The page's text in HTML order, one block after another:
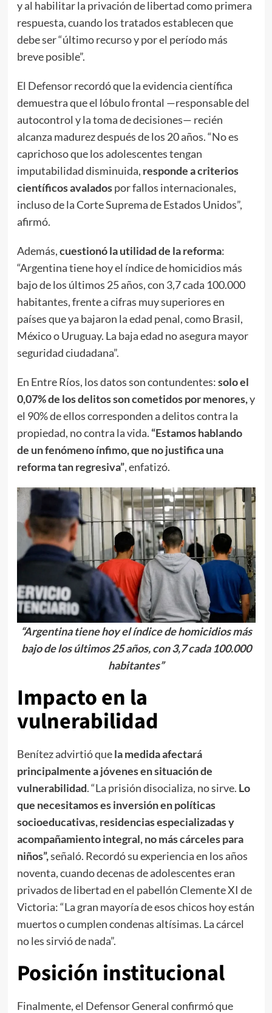
y al habilitar la privación de libertad como primera
respuesta, cuando los tratados establecen que
debe ser “último recurso y por el período más
breve posible”.
El Defensor recordó que la evidencia científica
demuestra que el lóbulo frontal —responsable del
autocontrol y la toma de decisiones— recién
alcanza madurez después de los 20 años. “No es
caprichoso que los adolescentes tengan
imputabilidad disminuida, responde a criterios
científicos avaladospor fallos internacionales,
incluso de la Corte Suprema de Estados Unidos”,
afirmó.
Además,cuestionó la utilidad de la reforma:
“Argentina tiene hoy el índice de homicidios más
bajo de los últimos 25 años, con 3,7 cada 100.000
habitantes, frente a cifras muy superiores en
países que ya bajaron la edad penal, como Brasil,
México o Uruguay. La baja edad no asegura mayor
seguridad ciudadana”.
En Entre Ríos, los datos son contundentes:solo el
0,07% de los delitos son cometidos por menores,y
el 90% de ellos corresponden a delitos contra la
propiedad, no contra la vida. “Estamos hablando
de un fenómeno ínfimo, que no justifica una
reforma tan regresiva”, enfatizó.
“Argentina tiene hoy el índice de homicidios más
bajo de los últimos 25 años, con 3,7 cada 100.000
habitantes”
Impacto en la
vulnerabilidad
Benítez advirtió quela medida afectará
principalmente a jóvenes en situación de
vulnerabilidad. “La prisión disocializa, no sirve. Lo
que necesitamos es inversión en políticas
socioeducativas, residencias especializadas y
acompañamiento integral, no más cárceles para
niños”,señaló. Recordó su experiencia en los años
noventa, cuando decenas de adolescentes eran
privados de libertad en el pabellón Clemente XI de
Victoria: “La gran mayoría de esos chicos hoy están
muertos o cumplen condenas altísimas. La cárcel
no les sirvió de nada”.
Posición institucional
Finalmente, el Defensor General confirmó que